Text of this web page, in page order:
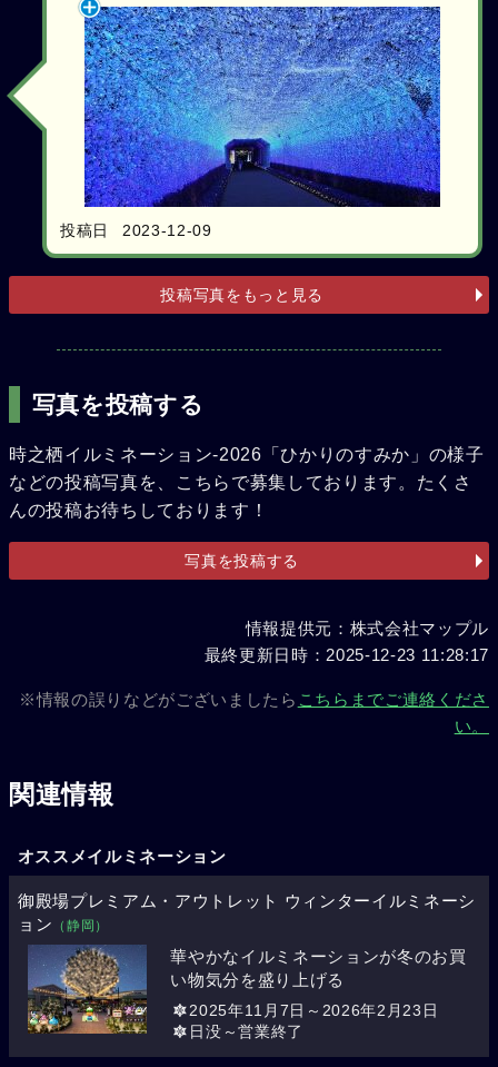
投稿日 2023-12-09
投稿写真をもっと見る
写真を投稿する
時之栖イルミネーション-2026「ひかりのすみか」の様子
などの投稿写真を、こちらで募集しております。たくさ
んの投稿お待ちしております！
写真を投稿する
情報提供元：株式会社マップル
最終更新日時：2025-12-23 11:28:17
※情報の誤りなどがございましたら こちらまでご連絡くださ
い。
関連情報
オススメイルミネーション
御殿場プレミアム・アウトレット ウィンターイルミネーシ
ョン （静岡）
華やかなイルミネーションが冬のお買
い物気分を盛り上げる
2025年11月7日～2026年2月23日
日没～営業終了